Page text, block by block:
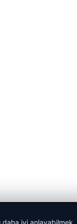
daha iyi